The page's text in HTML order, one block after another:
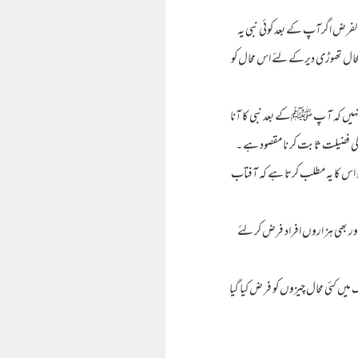
بالفرض اگرآپ کے بعد کوئی نبی یہ
تھوڑی دیرکے لئے اس محال کو
نہیں کہ آ پ ﷺکے بعد نبی کا آنا
فضیلت ثابت کر نا مقصود ہے ۔
اس کا یہ مطلب کرتا ہے کہ آفتاب
بھی ہز اروں افراد فرض کر لئے
کئی محال چیزوں کو فر ض کیا گیا